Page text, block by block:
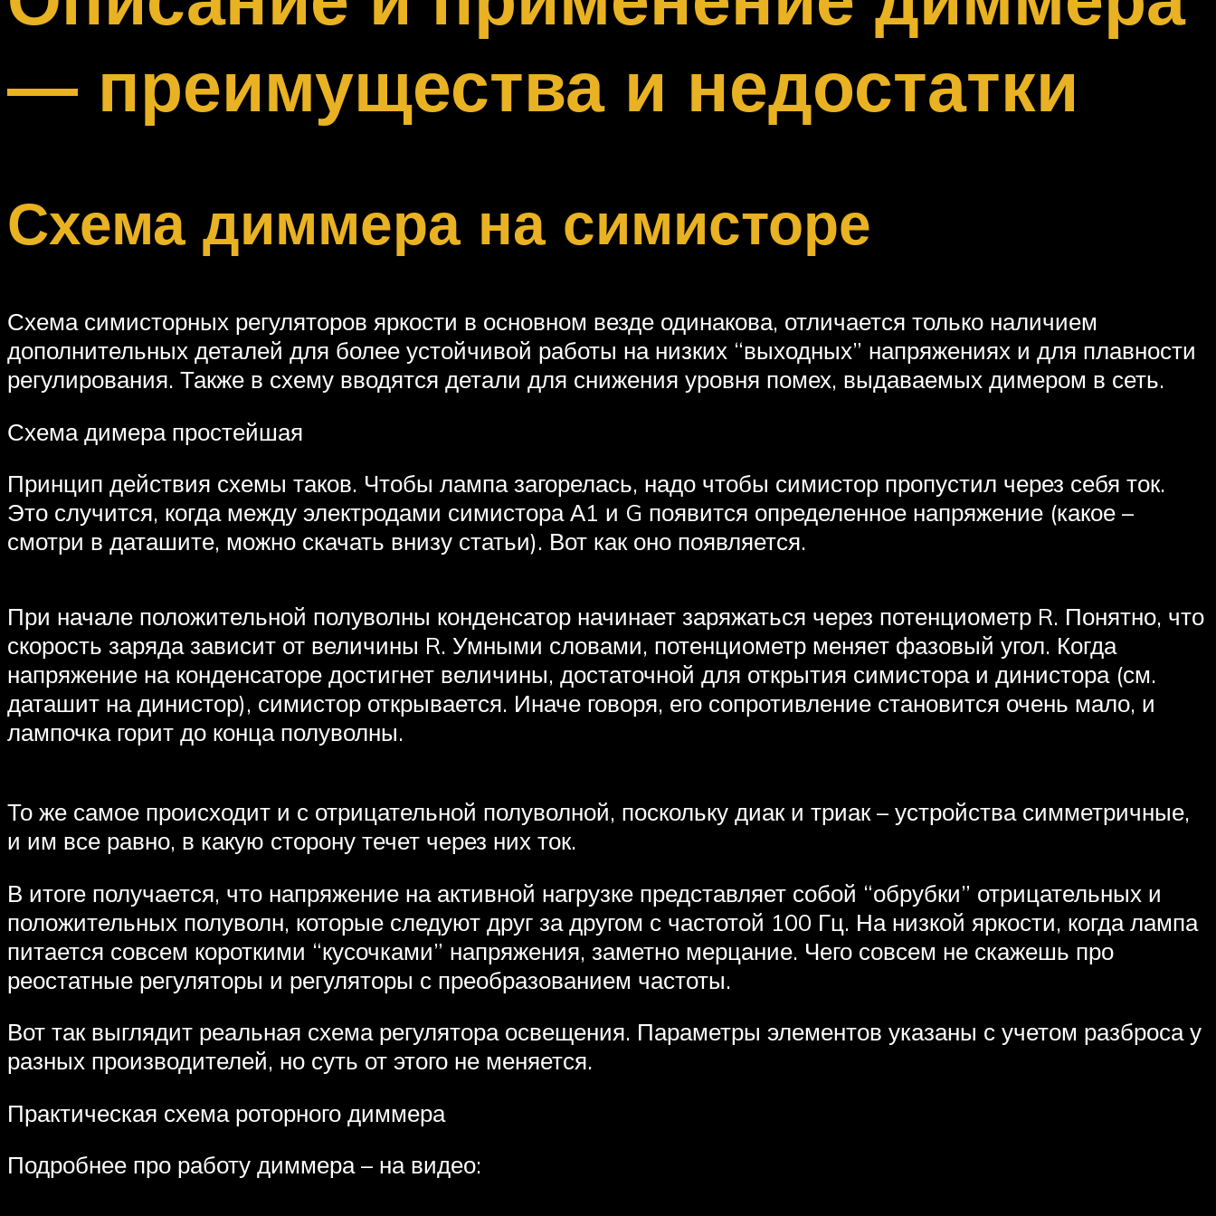
— преимущества и недостатки
Схема диммера на симисторе
Схема симисторных регуляторов яркости в основном везде одинакова, отличается только наличием
дополнительных деталей для более устойчивой работы на низких “выходных” напряжениях и для плавности
регулирования. Также в схему вводятся детали для снижения уровня помех, выдаваемых димером в сеть.
Схема димера простейшая
Принцип действия схемы таков. Чтобы лампа загорелась, надо чтобы симистор пропустил через себя ток.
Это случится, когда между электродами симистора А1 и G появится определенное напряжение (какое –
смотри в даташите, можно скачать внизу статьи). Вот как оно появляется.
При начале положительной полуволны конденсатор начинает заряжаться через потенциометр R. Понятно, что
скорость заряда зависит от величины R. Умными словами, потенциометр меняет фазовый угол. Когда
напряжение на конденсаторе достигнет величины, достаточной для открытия симистора и динистора (см.
даташит на динистор), симистор открывается. Иначе говоря, его сопротивление становится очень мало, и
лампочка горит до конца полуволны.
То же самое происходит и с отрицательной полуволной, поскольку диак и триак – устройства симметричные,
и им все равно, в какую сторону течет через них ток.
В итоге получается, что напряжение на активной нагрузке представляет собой “обрубки” отрицательных и
положительных полуволн, которые следуют друг за другом с частотой 100 Гц. На низкой яркости, когда лампа
питается совсем короткими “кусочками” напряжения, заметно мерцание. Чего совсем не скажешь про
реостатные регуляторы и регуляторы с преобразованием частоты.
Вот так выглядит реальная схема регулятора освещения. Параметры элементов указаны с учетом разброса у
разных производителей, но суть от этого не меняется.
Практическая схема роторного диммера
Подробнее про работу диммера – на видео: